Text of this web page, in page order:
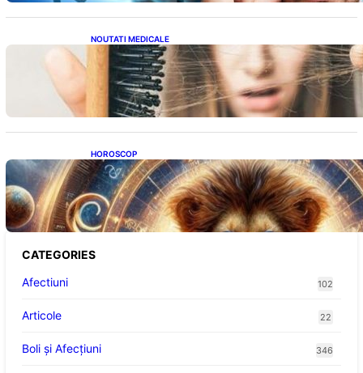
NOUTATI MEDICALE
Semnele unei deficiențe de proteine:
Impactul asupra sănătății tale
HOROSCOP
Portalul Leului 8/8: Oportunități de
Abundență pentru Cinci Zodii în 2026
CATEGORIES
Afectiuni
102
Articole 22
Boli și Afecțiuni 346